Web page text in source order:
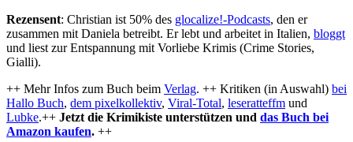
Rezensent: Christian ist 50% des glocalize!-Podcasts, den er
zusammen mit Daniela betreibt. Er lebt und arbeitet in Italien, bloggt
und liest zur Entspannung mit Vorliebe Krimis (Crime Stories,
Gialli).
++ Mehr Infos zum Buch beim Verlag. ++ Kritiken (in Auswahl) bei
Hallo Buch, dem pixelkollektiv, Viral-Total, leseratteffm und
Lubke.++ Jetzt die Krimikiste unterstützen und das Buch bei
Amazon kaufen. ++